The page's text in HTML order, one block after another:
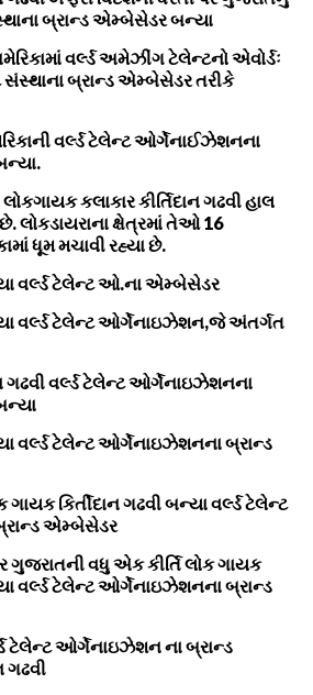
બ્રાન્ડ એમ્બેસેડર બન્યા
વર્લ્ડ અમેઝીંગ ટેલેન્ટનો એવોર્ડઃ
બ્રાન્ડ એમ્બેસેડર તરીકે
વર્લ્ડ ટેલેન્ટ ઓર્ગેનાઈઝેશનના
કલાકાર કીર્તિદાન ગઢવી હાલ
લોકડાયરાના ક્ષેત્રમાં તેઓ 16
ધૂમ મચાવી રહ્યા છે.
વર્લ્ડ ટેલેન્ટ ઓ.ના એમ્બેસેડર
વર્લ્ડ ટેલેન્ટ ઓર્ગેનાઇઝેશન,જે અંતર્ગત
ગઢવી વર્લ્ડ ટેલેન્ટ ઓર્ગેનાઇઝેશનના
વર્લ્ડ ટેલેન્ટ ઓર્ગેનાઇઝેશનના બ્રાન્ડ
ગાયક કિર્તીદાન ગઢવી બન્યા વર્લ્ડ ટેલેન્ટ
એમ્બેસેડર
ગુજરાતની વધુ એક કીર્તિ લોક ગાયક
વર્લ્ડ ટેલેન્ટ ઓર્ગેનાઇઝેશનના બ્રાન્ડ
ટેલેન્ટ ઓર્ગેનાઇઝેશન ના બ્રાન્ડ
ગઢવી